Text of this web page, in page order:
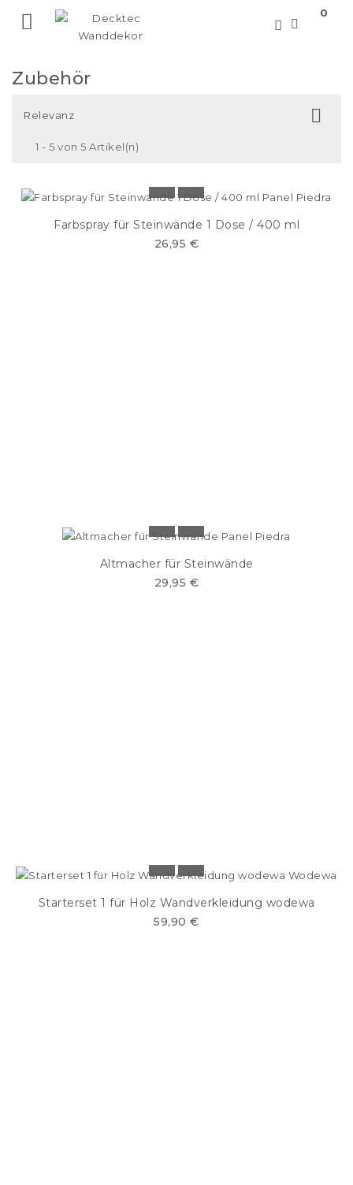
 0
Zubehör
Relevanz 
1 - 5 von 5 Artikel(n)
Farbspray für Steinwände 1 Dose / 400 ml
26,95 €
Altmacher für Steinwände
29,95 €
Starterset 1 für Holz Wandverkleidung wodewa
59,90 €